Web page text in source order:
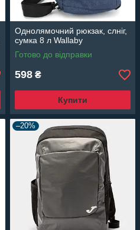
Однолямочний рюкзак, слніг,
сумка 8 л Wallaby
Готово до відправки
598 ₴
Купити
–20%